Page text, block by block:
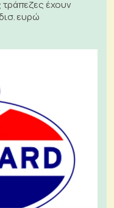
τράπεζες έχουν
ευρώ